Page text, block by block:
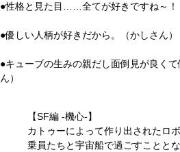
●性格と見た目……全てが好きですね～！
●優しい人柄が好きだから。（かしさん）
●キューブの生みの親だし面倒見が良く
ん）
【SF編 -機心-】
カトゥーによって作り出されたロ
乗員たちと宇宙船で過ごすこととな